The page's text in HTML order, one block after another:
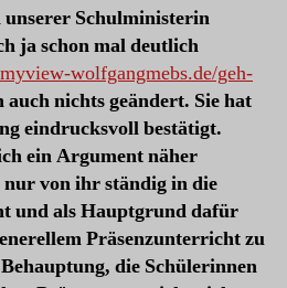
lang
–
die
Bedeutung
von
Schulstunden
unserer Schulministerin
ja schon mal deutlich
wolfgangmebs.de/geh-
auch nichts geändert. Sie hat
eindrucksvoll bestätigt.
ein Argument näher
von ihr ständig in die
und als Hauptgrund dafür
Präsenzunterricht zu
die Schülerinnen